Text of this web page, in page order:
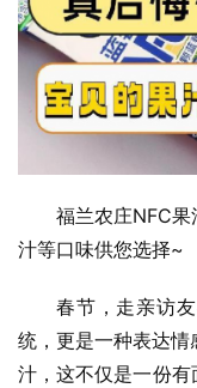
福兰农庄NFC
汁等口味供您选择~
春节，走亲访
统，更是一种表达
汁，这不仅是一份